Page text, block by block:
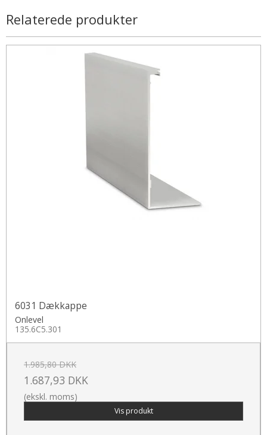
Relaterede produkter
6031 Dækkappe
Onlevel
135.6C5.301
1.985,80 DKK
1.687,93 DKK
(ekskl. moms)
Vis produkt